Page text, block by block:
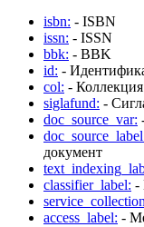
isbn: - ISBN
issn: - ISSN
bbk: - BBK
id: -
col: - Коллекция
siglafund: -
doc_source_var:
документ
classifier_label: -
access_label: -